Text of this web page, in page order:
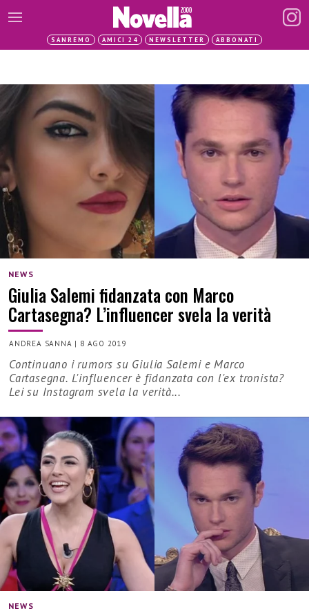
SANREMO AMICI 24 NEWSLETTER ABBONATI
NEWS
Giulia Salemi fidanzata con Marco
Cartasegna? L’influencer svela la verità
ANDREA SANNA | 8 AGO 2019
Continuano i rumors su Giulia Salemi e Marco
Cartasegna. L'influencer è fidanzata con l'ex tronista?
Lei su Instagram svela la verità...
NEWS